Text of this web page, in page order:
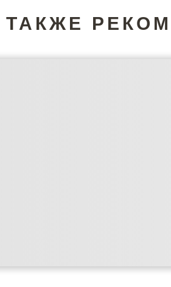
ТАКЖЕ